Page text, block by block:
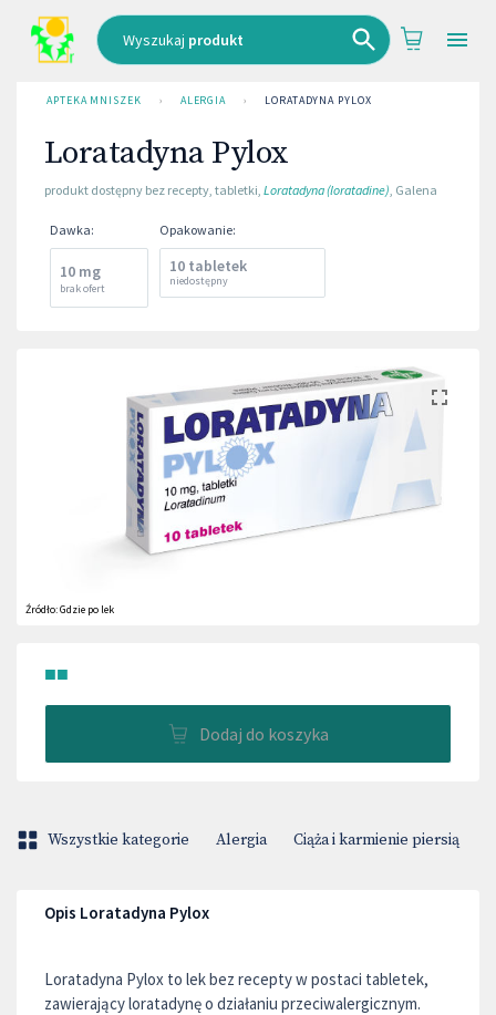
Wyszukaj produkt
APTEKA MNISZEK › ALERGIA › LORATADYNA PYLOX
Loratadyna Pylox
produkt dostępny bez recepty, tabletki, Loratadyna (loratadine), Galena
Dawka:
10 mg
brak ofert
Opakowanie:
10 tabletek
niedostępny
Źródło:Gdzie po lek
■■
Dodaj do koszyka
Wszystkie kategorie Alergia Ciąża i karmienie piersią
Opis Loratadyna Pylox
Loratadyna Pylox to lek bez recepty w postaci tabletek,
zawierający loratadynę o działaniu przeciwalergicznym.